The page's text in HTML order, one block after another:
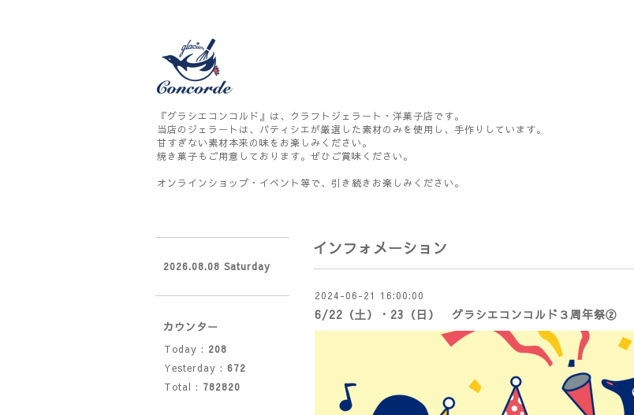
『グラシエコンコルド』は、クラフトジェラート・洋菓子店です。
当店のジェラートは、パティシエが厳選した素材のみを使用し、手作りしています。
甘すぎない素材本来の味をお楽しみください。
焼き菓子もご用意しております。ぜひご賞味ください。
オンラインショップ・イベント等で、引き続きお楽しみください。
インフォメーション
2024-06-21 16:00:00
6/22（土）・23（日） グラシエコンコルド３周年祭②
2026.08.08 Saturday
カウンター
Today : 208
Yesterday : 672
Total : 782820